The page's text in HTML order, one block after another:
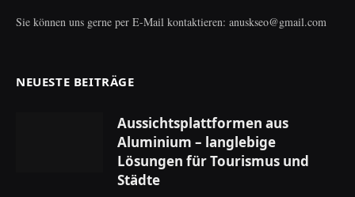
Sie können uns gerne per E-Mail kontaktieren: anuskseo@gmail.com
NEUESTE BEITRÄGE
Aussichtsplattformen aus
Aluminium – langlebige
Lösungen für Tourismus und
Städte